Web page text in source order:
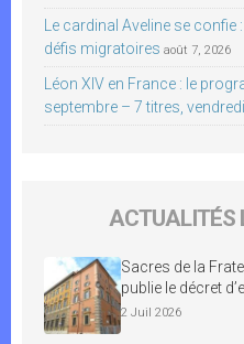
Le cardinal Aveline se confie
défis migratoires août 7, 2026
Léon XIV en France : le
septembre – 7 titres,
ACTUALITÉS
Sacres de la
publie le décret
2 Juil 2026